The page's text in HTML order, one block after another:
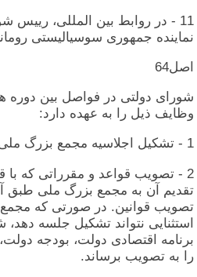
11 - در روابط بین‏ المللی‏، رییس‏
نماینده‏ جمهوری‏ سوسیالیستی‏
اصل‏64
شورای‏ دولتی‏ در فواصل‏ بین‏ دوره‏
وظایف‏ ذیل‏ را به‏ عهده‏ دارد:
1 - تشکیل‏ اجلاسیه‏ مجمع بزرگ‏ ملی‏.
2 - تصویب‏ قواعد و مقرراتی‏ که‏ با
تقدیم‏ آن‏ به‏ مجمع بزرگ‏ ملی‏ طبق‏
تصویب‏ قوانین‏. در صورتی‏ که‏
استثنایی‏ نتواند تشکیل‏ جلسه‏
برنامه‏ اقتصادی‏ دولت‏، بودجه‏
را به‏ تصویب‏ برساند.